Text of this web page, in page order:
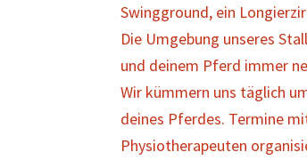
Swingground, ein
Die Umgebung unseres
und deinem Pferd immer
Wir kümmern uns täglich
deines Pferdes. Termine
Physiotherapeuten